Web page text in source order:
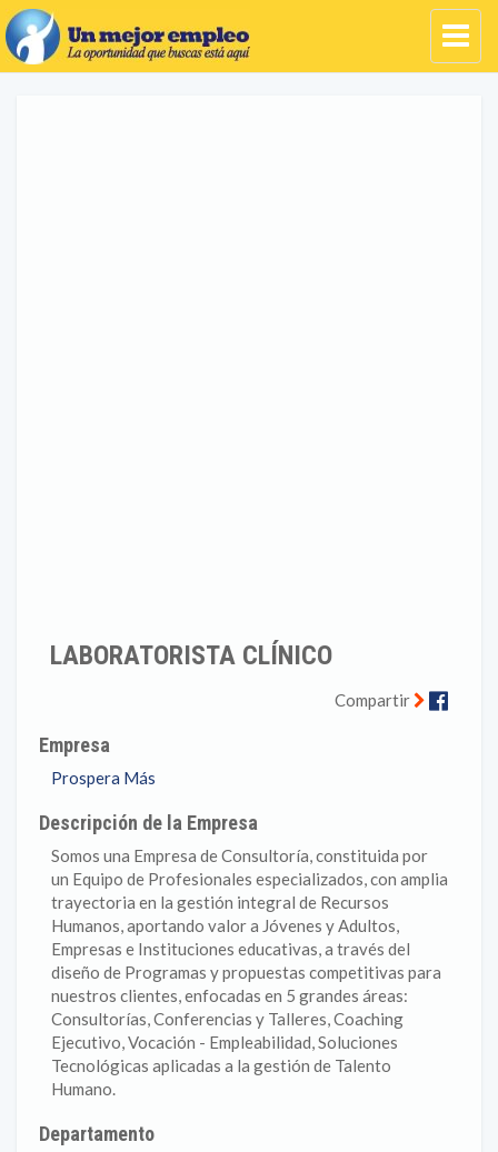
LABORATORISTA CLÍNICO
Compartir
Empresa
Prospera Más
Descripción de la Empresa
Somos una Empresa de Consultoría, constituida por
un Equipo de Profesionales especializados, con amplia
trayectoria en la gestión integral de Recursos
Humanos, aportando valor a Jóvenes y Adultos,
Empresas e Instituciones educativas, a través del
diseño de Programas y propuestas competitivas para
nuestros clientes, enfocadas en 5 grandes áreas:
Consultorías, Conferencias y Talleres, Coaching
Ejecutivo, Vocación - Empleabilidad, Soluciones
Tecnológicas aplicadas a la gestión de Talento
Humano.
Departamento